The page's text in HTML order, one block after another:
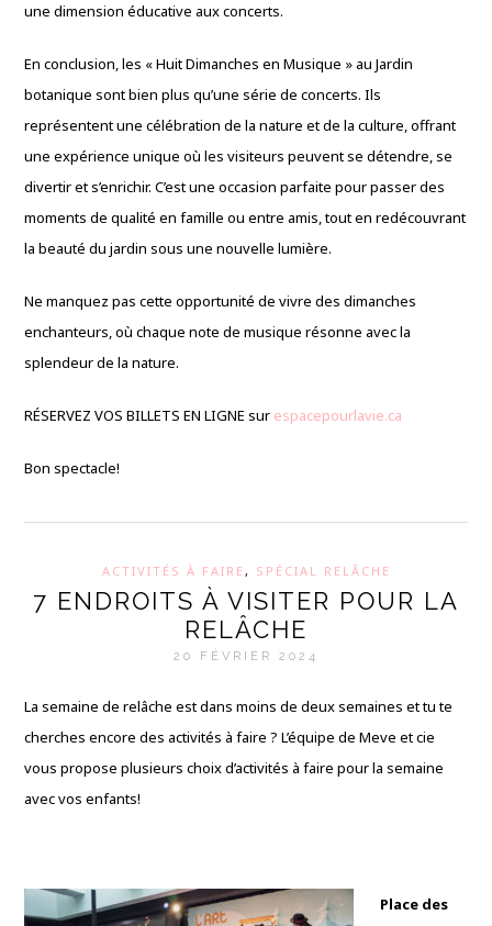
une dimension éducative aux concerts.
En conclusion, les « Huit Dimanches en Musique » au Jardin
botanique sont bien plus qu’une série de concerts. Ils
représentent une célébration de la nature et de la culture, offrant
une expérience unique où les visiteurs peuvent se détendre, se
divertir et s’enrichir. C’est une occasion parfaite pour passer des
moments de qualité en famille ou entre amis, tout en redécouvrant
la beauté du jardin sous une nouvelle lumière.
Ne manquez pas cette opportunité de vivre des dimanches
enchanteurs, où chaque note de musique résonne avec la
splendeur de la nature.
RÉSERVEZ VOS BILLETS EN LIGNE sur espacepourlavie.ca
Bon spectacle!
ACTIVITÉS À FAIRE, SPÉCIAL RELÂCHE
7 ENDROITS À VISITER POUR LA
RELÂCHE
20 FÉVRIER 2024
La semaine de relâche est dans moins de deux semaines et tu te
cherches encore des activités à faire ? L’équipe de Meve et cie
vous propose plusieurs choix d’activités à faire pour la semaine
avec vos enfants!
Place des